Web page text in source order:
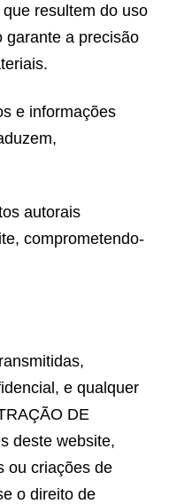
resultem do uso
garante a precisão
e informações
autorais
comprometendo-
e qualquer
DE
deste website,
ou criações de
o direito de